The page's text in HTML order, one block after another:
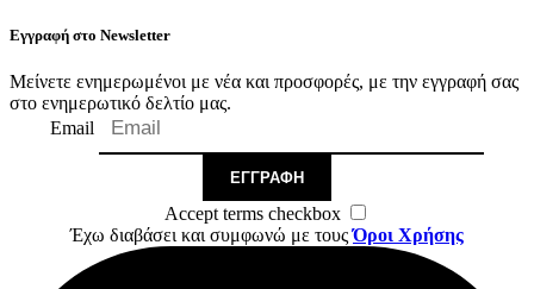
Εγγραφή στο Newsletter
Μείνετε ενημερωμένοι με νέα και προσφορές, με την εγγραφή σας
στο ενημερωτικό δελτίο μας.
Email
ΕΓΓΡΑΦΉ
Accept terms checkbox
Έχω διαβάσει και συμφωνώ με τουςΌροι Χρήσης